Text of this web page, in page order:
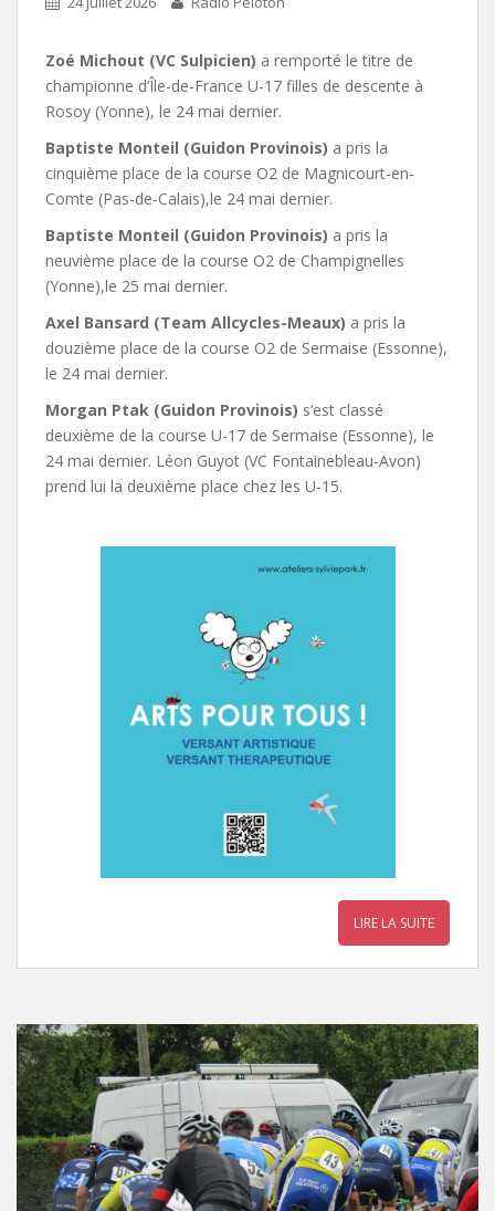
Zoé Michout (VC Sulpicien) a remporté le titre de
championne d’Île-de-France U-17 filles de descente à
Rosoy (Yonne), le 24 mai dernier.
Baptiste Monteil (Guidon Provinois) a pris la
cinquième place de la course O2 de Magnicourt-en-
Comte (Pas-de-Calais),le 24 mai dernier.
Baptiste Monteil (Guidon Provinois) a pris la
neuvième place de la course O2 de Champignelles
(Yonne),le 25 mai dernier.
Axel Bansard (Team Allcycles-Meaux) a pris la
douzième place de la course O2 de Sermaise (Essonne),
le 24 mai dernier.
Morgan Ptak (Guidon Provinois) s’est classé
deuxième de la course U-17 de Sermaise (Essonne), le
24 mai dernier. Léon Guyot (VC Fontainebleau-Avon)
prend lui la deuxième place chez les U-15.
LIRE LA SUITE